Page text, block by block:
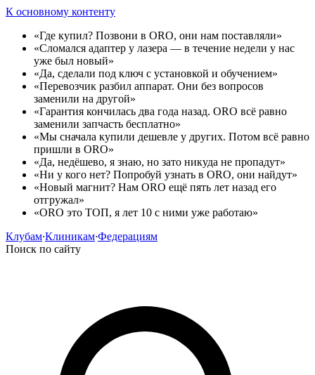
К основному контенту
«Где купил? Позвони в ORO, они нам поставляли»
«Сломался адаптер у лазера — в течение недели у нас
уже был новый»
«Да, сделали под ключ с установкой и обучением»
«Перевозчик разбил аппарат. Они без вопросов
заменили на другой»
«Гарантия кончилась два года назад. ORO всё равно
заменили запчасть бесплатно»
«Мы сначала купили дешевле у других. Потом всё равно
пришли в ORO»
«Да, недёшево, я знаю, но зато никуда не пропадут»
«Ни у кого нет? Попробуй узнать в ORO, они найдут»
«Новый магнит? Нам ORO ещё пять лет назад его
отгружал»
«ORO это ТОП, я лет 10 с ними уже работаю»
Клубам·Клиникам·Федерациям
Поиск по сайту